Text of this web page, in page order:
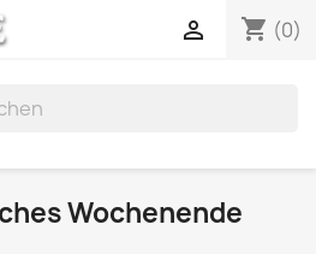
shopping_cart (0)

Wochenende